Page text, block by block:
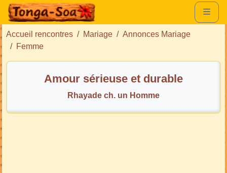
Accueil rencontres Mariage
Annonces Mariage
Femme
Amour sérieuse et durable
Rhayade ch. un Homme